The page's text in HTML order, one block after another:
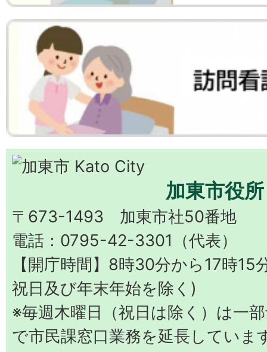
加東市役所
〒673-1493 加東市社50番地
電話：0795-42-3301（代表）
【開庁時間】8時30分から17時15
祝日及び年末年始を除く)
※毎週木曜日（祝日は除く）は一
で市民課窓口業務を延長していま